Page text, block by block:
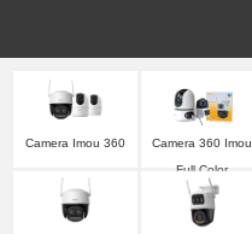
Camera Imou 360
Camera 360 Imou
Full Color